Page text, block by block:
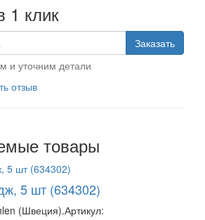
1 клик
Заказать
и уточним детали
отзыв
товары
5 шт (634302)
(Швеция).Артикул: